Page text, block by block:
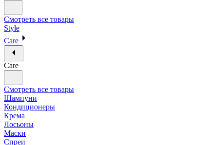
Смотреть все товары
Style
Care
Care
Смотреть все товары
Шампуни
Кондиционеры
Крема
Лосьоны
Маски
Спреи